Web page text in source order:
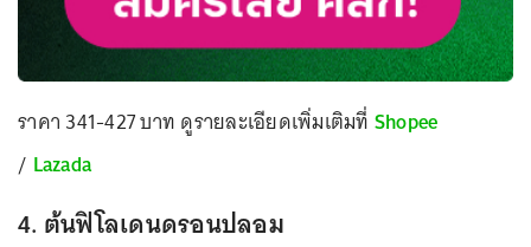
ราคา 341-427 บาท ดูรายละเอียดเพิ่มเติมที่ Shopee
/ Lazada
4. ต้นฟิโลเดนดรอนปลอม